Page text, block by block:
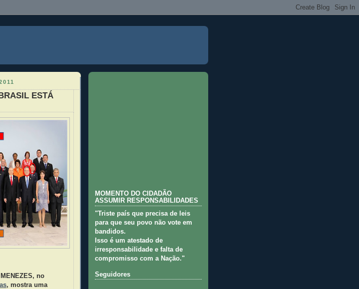
ESTÁ
no
, mostra uma
MOMENTO DO CIDADÃO
ASSUMIR RESPONSABILIDADES
"Triste país que precisa de leis
para que seu povo não vote em
bandidos.
Isso é um atestado de
irresponsabilidade e falta de
compromisso com a Nação."
Seguidores